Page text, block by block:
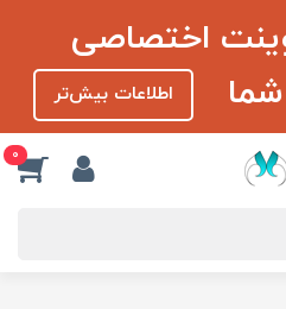
اختصاصی
اطلاعات بیش‌تر
0